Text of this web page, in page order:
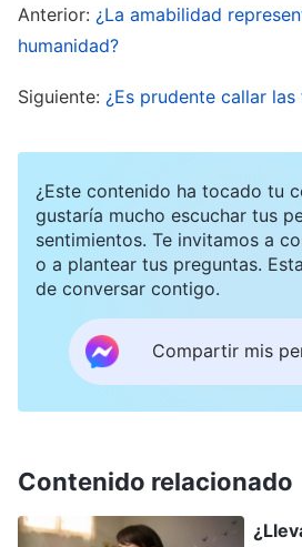
que encontré una excusa para
misma que tenía que ser
cuidadosa con mis palabras,
mucha superioridad o
vieran como alguien
humilde, y capaz de
Cuando las escuché decir
abatidas, les dije que en el
había tenido muchas
Anterior: ¿La amabilidad
humanidad?
Siguiente: ¿Es prudente callar
¿Este contenido ha tocado tu
gustaría mucho escuchar tus
sentimientos. Te invitamos a
o a plantear tus preguntas.
de conversar contigo.
Compartir mis
Contenido relacionado